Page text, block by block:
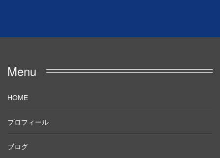
Menu
HOME
プロフィール
ブログ